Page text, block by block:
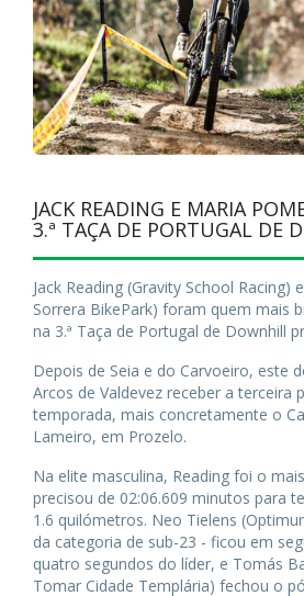
JACK READING E MARIA
3.ª TAÇA DE PORTUGAL DE
Jack Reading (Gravity School Racing)
Sorrera BikePark) foram quem mais
na 3.ª Taça de Portugal de Downhill
Depois de Seia e do Carvoeiro, este
Arcos de Valdevez receber a terceira
temporada, mais concretamente o
Lameiro, em Prozelo.
Na elite masculina, Reading foi o
precisou de 02:06.609 minutos para
1.6 quilómetros. Neo Tielens
da categoria de sub-23 - ficou em
quatro segundos do líder, e Tomás
Tomar Cidade Templária) fechou o